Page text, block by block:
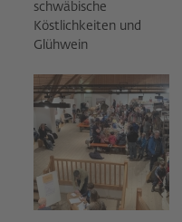
schwäbische
Köstlichkeiten und
Glühwein